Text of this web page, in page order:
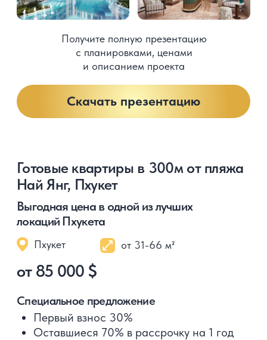
О проекте
Виллы расположены в сердце острова
с неповторимым видом на горы.
Инфраструктура района развита, что делает
комплекс привлекательным и комфортным
Анализ доходности
Прогнозируемая арендная доходность
составит около 7% годовых
Получите полную презентацию
с планировками, ценами